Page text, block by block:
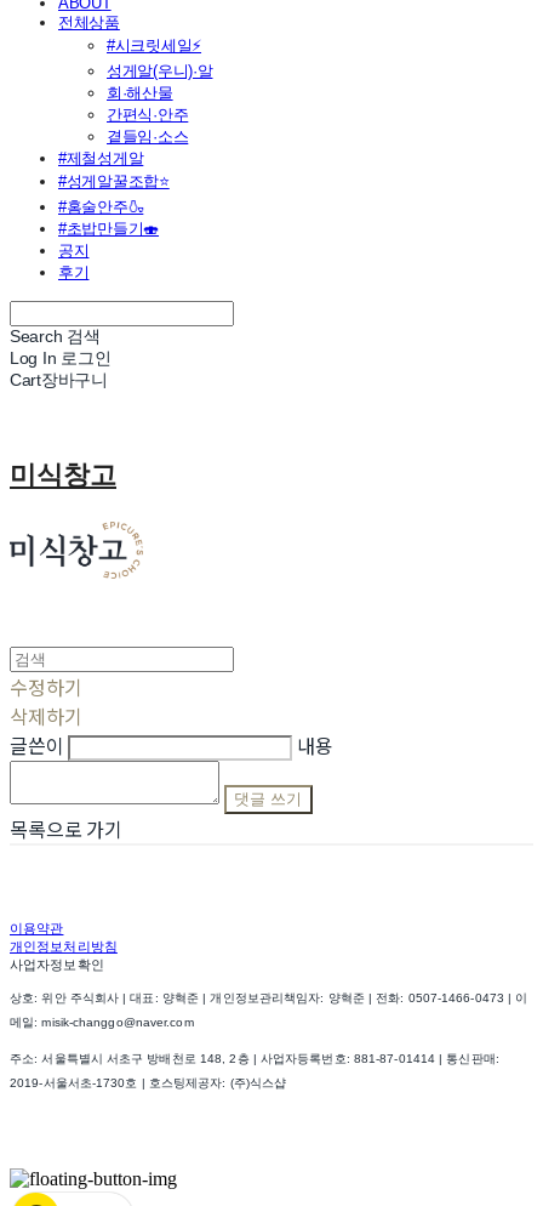
전체상품
#시크릿세일⚡
성게알(우니)·알
회·해산물
간편식·안주
곁들임·소스
#제철성게알
#성게알꿀조합⭐
#홈술안주🍶
#초밥만들기🍣
공지
후기
Search 검색
Log In 로그인
Cart장바구니
미식창고
수정하기
삭제하기
글쓴이
내용
댓글 쓰기
목록으로 가기
이용약관
개인정보처리방침
사업자정보확인
상호: 위안 주식회사 | 대표: 양혁준 | 개인정보관리책임자: 양혁준 | 전화: 0507-1466-0473 | 이
메일: misik-changgo@naver.com
주소: 서울특별시 서초구 방배천로 148, 2층 | 사업자등록번호: 881-87-01414 | 통신판매:
2019-서울서초-1730호
| 호스팅제공자: (주)식스샵